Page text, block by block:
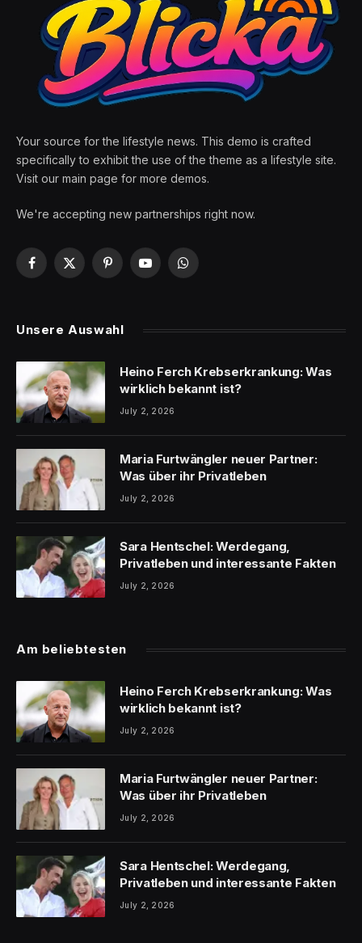
Your source for the lifestyle news. This demo is crafted
specifically to exhibit the use of the theme as a lifestyle site.
Visit our main page for more demos.
We're accepting new partnerships right now.
Facebook
X
PinterestYouTubeWhatsApp
Unsere Auswahl
Heino Ferch Krebserkrankung: Was
wirklich bekannt ist?
July 2, 2026
Maria Furtwängler neuer Partner:
Was über ihr Privatleben
July 2, 2026
Sara Hentschel: Werdegang,
Privatleben und interessante Fakten
July 2, 2026
Am beliebtesten
Heino Ferch Krebserkrankung: Was
wirklich bekannt ist?
July 2, 2026
Maria Furtwängler neuer Partner:
Was über ihr Privatleben
July 2, 2026
Sara Hentschel: Werdegang,
Privatleben und interessante Fakten
July 2, 2026